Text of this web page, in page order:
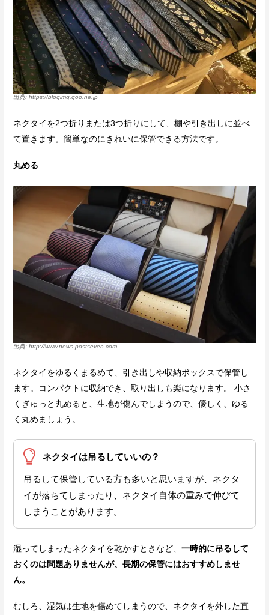
https://blogimg.goo.ne.jp
ネクタイを2つ折りまたは3つ折りにして、棚や引き出しに並べ
て置きます。簡単なのにきれいに保管できる方法です。
丸める
http://www.news-postseven.com
ネクタイをゆるくまるめて、引き出しや収納ボックスで保管し
ます。コンパクトに収納でき、取り出しも楽になります。 小さ
くぎゅっと丸めると、生地が傷んでしまうので、優しく、ゆる
く丸めましょう。
ネクタイは吊るしていいの？
吊るして保管している方も多いと思いますが、ネクタ
イが落ちてしまったり、ネクタイ自体の重みで伸びて
しまうことがあります。
湿ってしまったネクタイを乾かすときなど、 一時的に吊るして
おくのは問題ありませんが、長期の保管にはおすすめしませ
ん。
むしろ、湿気は生地を傷めてしまうので、ネクタイを外した直